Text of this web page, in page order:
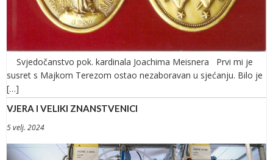
Svjedočanstvo pok. kardinala Joachima Meisnera Prvi mi je
susret s Majkom Terezom ostao nezaboravan u sjećanju. Bilo je
[…]
VJERA I VELIKI ZNANSTVENICI
5 velj. 2024